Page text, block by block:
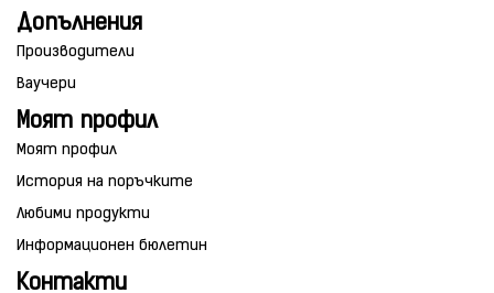
Допълнения
Производители
Ваучери
Моят профил
Моят профил
История на поръчките
Любими продукти
Информационен бюлетин
Контакти